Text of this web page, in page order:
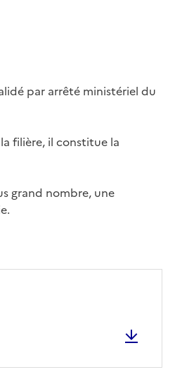
par arrêté ministériel du
filière, il constitue la
grand nombre, une